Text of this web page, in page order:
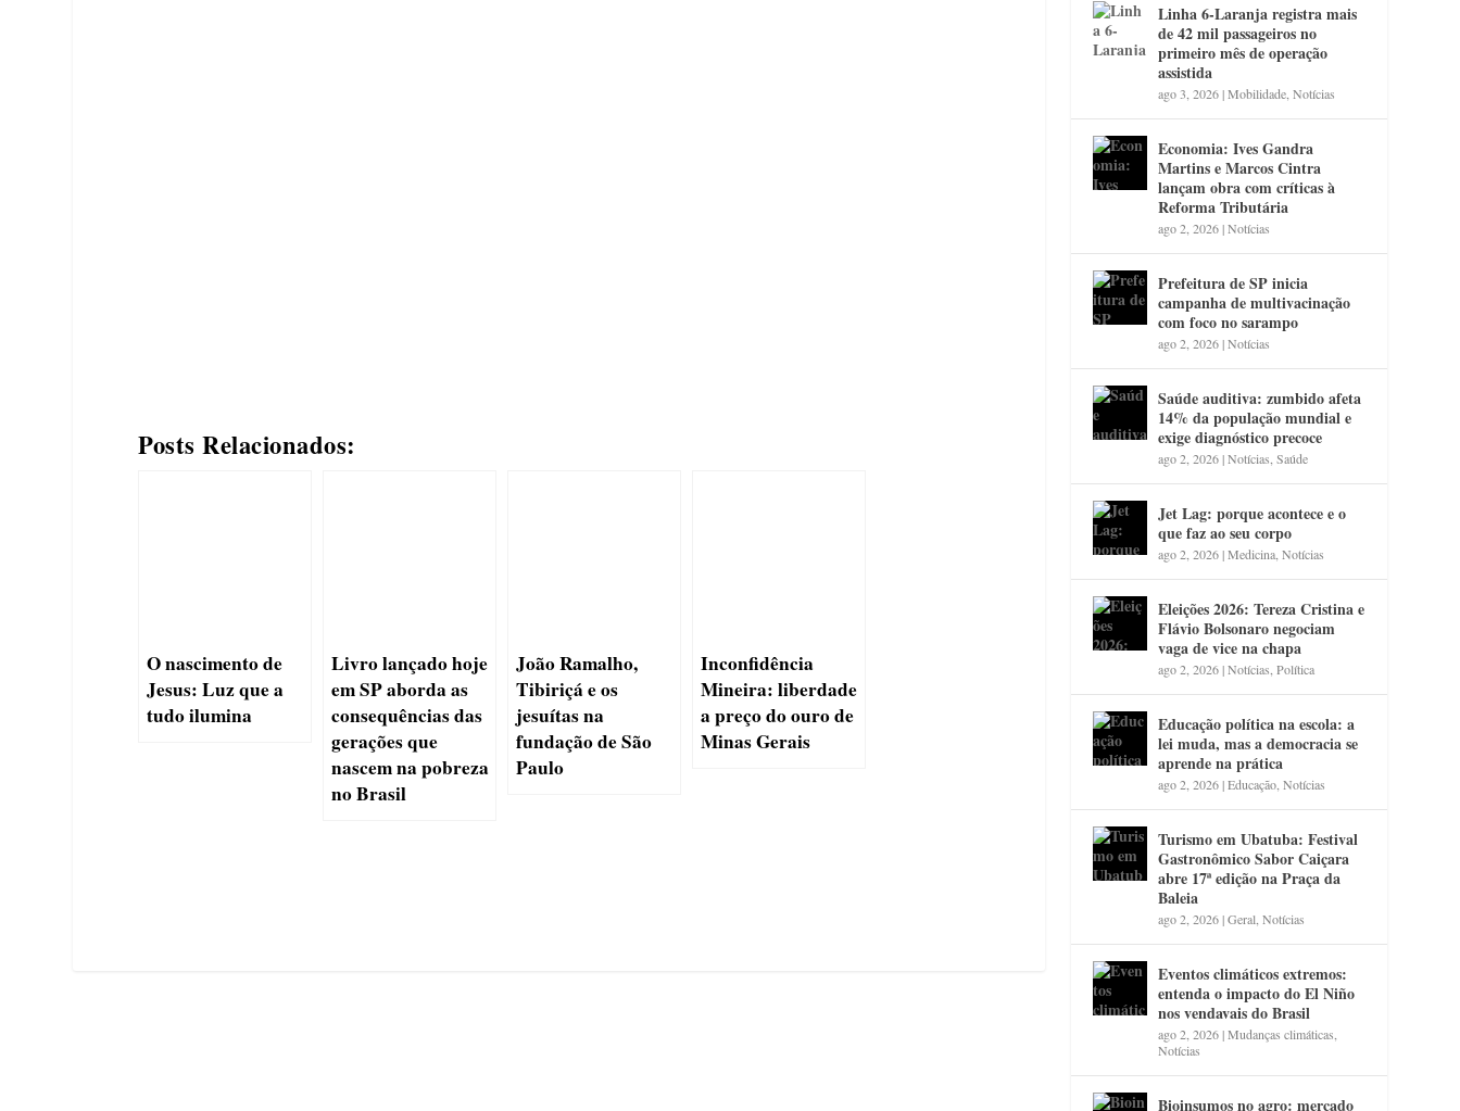
Posts Relacionados:
O nascimento de
Jesus: Luz que a
tudo ilumina
Livro lançado hoje
em SP aborda as
consequências das
gerações que
nascem na pobreza
no Brasil
João Ramalho,
Tibiriçá e os
jesuítas na
fundação de São
Paulo
Inconfidência
Mineira: liberdade
a preço do ouro de
Minas Gerais
Linha 6-Laranja registra mais
de 42 mil passageiros no
primeiro mês de operação
assistida
ago 3, 2026|Mobilidade ,Notícias
Economia: Ives Gandra
Martins e Marcos Cintra
lançam obra com críticas à
Reforma Tributária
ago 2, 2026|Notícias
Prefeitura de SP inicia
campanha de multivacinação
com foco no sarampo
ago 2, 2026|Notícias
Saúde auditiva: zumbido afeta
14% da população mundial e
exige diagnóstico precoce
ago 2, 2026|Notícias ,Saúde
Jet Lag: porque acontece e o
que faz ao seu corpo
ago 2, 2026|Medicina ,Notícias
Eleições 2026: Tereza Cristina e
Flávio Bolsonaro negociam
vaga de vice na chapa
ago 2, 2026|Notícias ,Política
Educação política na escola: a
lei muda, mas a democracia se
aprende na prática
ago 2, 2026|Educação ,Notícias
Turismo em Ubatuba: Festival
Gastronômico Sabor Caiçara
abre 17ª edição na Praça da
Baleia
ago 2, 2026|Geral ,Notícias
Eventos climáticos extremos:
entenda o impacto do El Niño
nos vendavais do Brasil
ago 2, 2026|Mudanças climáticas
Notícias
Bioinsumos no agro: mercado